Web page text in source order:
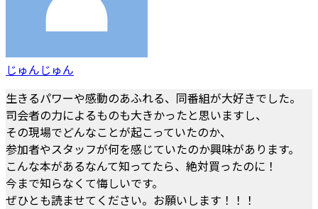
じゅんじゅん
生きるパワーや感動のあふれる、同番組が大好きでした。
司会者の力によるものも大きかったと思いますし、
その現場でどんなことが起こっていたのか、
参加者やスタッフが何を感じていたのか興味があります。
こんな本があるなんて知ってたら、絶対買ったのに！
今まで知らなくて悔しいです。
ぜひとも読ませてください。お願いします！！！